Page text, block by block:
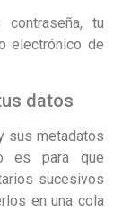
tu
electrónico de
datos
sus metadatos
es para que
sucesivos
en una cola